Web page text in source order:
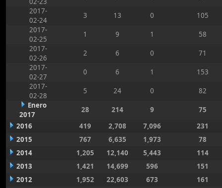
2017-
02-24
3 13 0
105
2017-
02-25
1 9 1
58
2017-
02-26
2 6 0
71
2017-
02-27
0 6 1
153
2017-
02-28
5 24 0
82
Enero
2017
28 214 9
75
2016
419 2,708 7,096
231
2015
767 6,635 1,973
78
2014
1,205 12,140 5,443
114
2013
1,421 14,699 596
151
2012
1,952 22,603 673
161